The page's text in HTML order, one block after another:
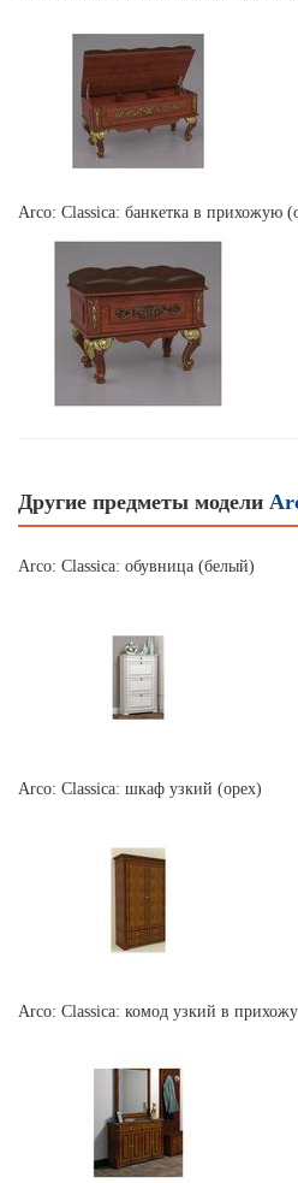
Arco: Classica: банкетка в прихожую
Другие предметы модели
Arco: Classica: обувница (белый)
Arco: Classica: шкаф узкий (орех)
Arco: Classica: комод узкий в